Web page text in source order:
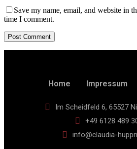
Save my name, email, and website in
time I comment.
Home Impressum
Im Scheidfeld 6, 65527
+49 6128 489
info@claudia-